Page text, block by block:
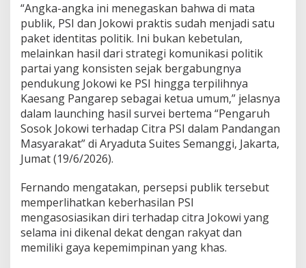
“Angka-angka ini menegaskan bahwa di mata
publik, PSI dan Jokowi praktis sudah menjadi satu
paket identitas politik. Ini bukan kebetulan,
melainkan hasil dari strategi komunikasi politik
partai yang konsisten sejak bergabungnya
pendukung Jokowi ke PSI hingga terpilihnya
Kaesang Pangarep sebagai ketua umum,” jelasnya
dalam launching hasil survei bertema “Pengaruh
Sosok Jokowi terhadap Citra PSI dalam Pandangan
Masyarakat” di Aryaduta Suites Semanggi, Jakarta,
Jumat (19/6/2026).
Fernando mengatakan, persepsi publik tersebut
memperlihatkan keberhasilan PSI
mengasosiasikan diri terhadap citra Jokowi yang
selama ini dikenal dekat dengan rakyat dan
memiliki gaya kepemimpinan yang khas.